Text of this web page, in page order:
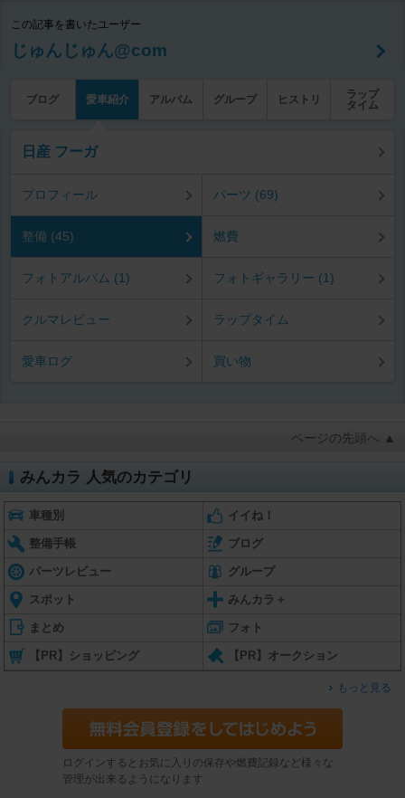
この記事を書いたユーザー
じゅんじゅん@com
ブログ 愛車紹介 アルバム グループ ヒストリ
ラップ
タイム
日産 フーガ
プロフィール パーツ (69)
整備 (45) 燃費
フォトアルバム (1) フォトギャラリー (1)
クルマレビュー ラップタイム
愛車ログ 買い物
ページの先頭へ ▲
みんカラ 人気のカテゴリ
車種別 イイね！
整備手帳 ブログ
パーツレビュー グループ
スポット みんカラ＋
まとめ フォト
【PR】ショッピング 【PR】オークション
もっと見る
ログインするとお気に入りの保存や燃費記録など様々な
管理が出来るようになります